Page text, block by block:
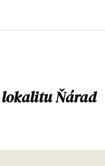
Ňárad